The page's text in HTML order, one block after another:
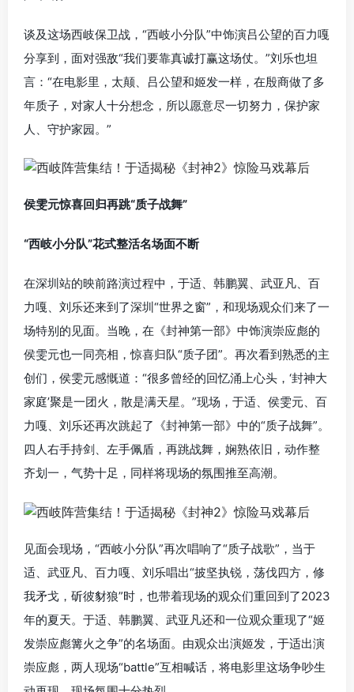
谈及这场西岐保卫战，“西岐小分队”中饰演吕公望的百力嘎
分享到，面对强敌“我们要靠真诚打赢这场仗。”刘乐也坦
言：“在电影里，太颠、吕公望和姬发一样，在殷商做了多
年质子，对家人十分想念，所以愿意尽一切努力，保护家
人、守护家园。”
侯雯元惊喜回归再跳“质子战舞”
“西岐小分队”花式整活名场面不断
在深圳站的映前路演过程中，于适、韩鹏翼、武亚凡、百
力嘎、刘乐还来到了深圳“世界之窗”，和现场观众们来了一
场特别的见面。当晚，在《封神第一部》中饰演崇应彪的
侯雯元也一同亮相，惊喜归队“质子团”。再次看到熟悉的主
创们，侯雯元感慨道：“很多曾经的回忆涌上心头，‘封神大
家庭’聚是一团火，散是满天星。”现场，于适、侯雯元、百
力嘎、刘乐还再次跳起了《封神第一部》中的“质子战舞”。
四人右手持剑、左手佩盾，再跳战舞，娴熟依旧，动作整
齐划一，气势十足，同样将现场的氛围推至高潮。
见面会现场，“西岐小分队”再次唱响了“质子战歌”，当于
适、武亚凡、百力嘎、刘乐唱出“披坚执锐，荡伐四方，修
我矛戈，斫彼豺狼”时，也带着现场的观众们重回到了2023
年的夏天。于适、韩鹏翼、武亚凡还和一位观众重现了“姬
发崇应彪篝火之争”的名场面。由观众出演姬发，于适出演
崇应彪，两人现场“battle”互相喊话，将电影里这场争吵生